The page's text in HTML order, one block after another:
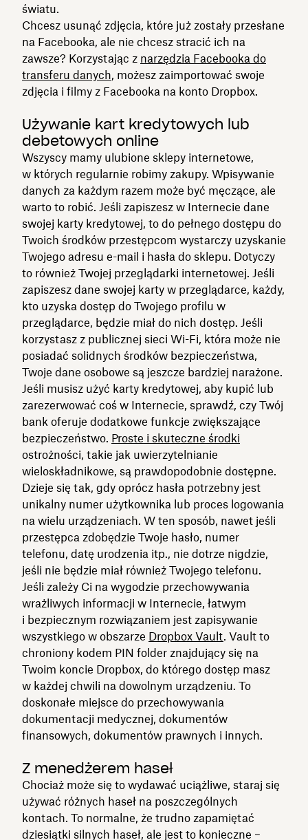
światu.
Chcesz usunąć zdjęcia, które już zostały przesłane
na Facebooka, ale nie chcesz stracić ich na
zawsze? Korzystając z narzędzia Facebooka do
transferu danych, możesz zaimportować swoje
zdjęcia i filmy z Facebooka na konto Dropbox.
Używanie kart kredytowych lub
debetowych online
Wszyscy mamy ulubione sklepy internetowe,
w których regularnie robimy zakupy. Wpisywanie
danych za każdym razem może być męczące, ale
warto to robić. Jeśli zapiszesz w Internecie dane
swojej karty kredytowej, to do pełnego dostępu do
Twoich środków przestępcom wystarczy uzyskanie
Twojego adresu e-mail i hasła do sklepu. Dotyczy
to również Twojej przeglądarki internetowej. Jeśli
zapiszesz dane swojej karty w przeglądarce, każdy,
kto uzyska dostęp do Twojego profilu w
przeglądarce, będzie miał do nich dostęp. Jeśli
korzystasz z publicznej sieci Wi-Fi, która może nie
posiadać solidnych środków bezpieczeństwa,
Twoje dane osobowe są jeszcze bardziej narażone.
Jeśli musisz użyć karty kredytowej, aby kupić lub
zarezerwować coś w Internecie, sprawdź, czy Twój
bank oferuje dodatkowe funkcje zwiększające
bezpieczeństwo. Proste i skuteczne środki
ostrożności, takie jak uwierzytelnianie
wieloskładnikowe, są prawdopodobnie dostępne.
Dzieje się tak, gdy oprócz hasła potrzebny jest
unikalny numer użytkownika lub proces logowania
na wielu urządzeniach. W ten sposób, nawet jeśli
przestępca zdobędzie Twoje hasło, numer
telefonu, datę urodzenia itp., nie dotrze nigdzie,
jeśli nie będzie miał również Twojego telefonu.
Jeśli zależy Ci na wygodzie przechowywania
wrażliwych informacji w Internecie, łatwym
i bezpiecznym rozwiązaniem jest zapisywanie
wszystkiego w obszarze Dropbox Vault. Vault to
chroniony kodem PIN folder znajdujący się na
Twoim koncie Dropbox, do którego dostęp masz
w każdej chwili na dowolnym urządzeniu. To
doskonałe miejsce do przechowywania
dokumentacji medycznej, dokumentów
finansowych, dokumentów prawnych i innych.
Z menedżerem haseł
Chociaż może się to wydawać uciążliwe, staraj się
używać różnych haseł na poszczególnych
kontach. To normalne, że trudno zapamiętać
dziesiątki silnych haseł, ale jest to konieczne –